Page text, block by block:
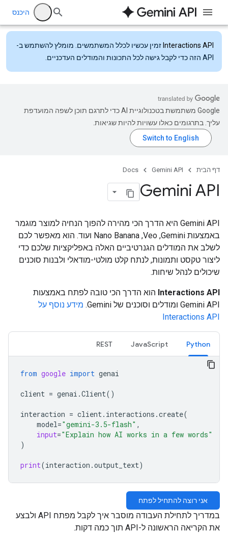
היכנס
Interactions API זמין עכשיו לכלל המשתמשים. מומלץ להשתמש ב-
API הזה כדי לקבל גישה לכל התכונות והמודלים העדכניים.
‫Google משתמשת בטכנולוגיית AI כדי לתרגם תוכן לשפה המועדפת
עליך. בתרגומים כאלו עשויות להיות שגיאות.
דף הבית Gemini API
Docs
Gemini API
‫Gemini API היא הדרך הכי מהירה להפוך הנחיה למוצר מוגמר
באמצעות Gemini,‏ Veo,‏ Nano Banana ועוד. הוא מאפשר לכם
לשלב את המודלים הגנרטיביים האלה באפליקציות שלכם כדי
ליצור טקסט ותמונות, לנתח קלט מולטי-מודאלי ולבנות סוכנים
שיכולים לנהל שיחות.
Interactions API הוא הדרך הכי טובה לפתח באמצעות
Gemini API ומודלים וסוכנים של Gemini.
מידע נוסף על
Interactions API
Python
JavaScript
REST
from google import genai
client = genai .Client()
interaction = client. interactions .create(
model="gemini-3.5-flash" ,
input="Explain how AI works in a few words"
)
print(interaction .output_text)
אני רוצה להתחיל לפתח
במדריך לתחילת העבודה מוסבר איך לקבל מפתח API ולבצע
את הקריאה הראשונה ל-API תוך כמה דקות.